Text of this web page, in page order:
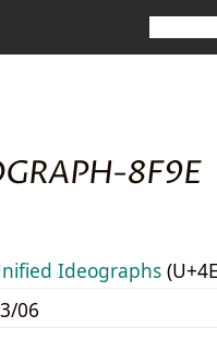
8F9E
Ideographs
06